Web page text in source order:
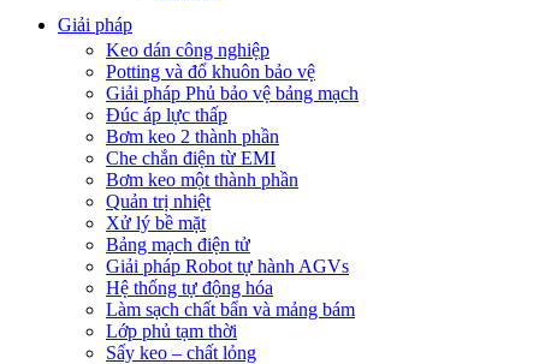
Giải pháp
Keo dán công nghiệp
Potting và đổ khuôn bảo vệ
Giải pháp Phủ bảo vệ bảng mạch
Đúc áp lực thấp
Bơm keo 2 thành phần
Che chắn điện từ EMI
Bơm keo một thành phần
Quản trị nhiệt
Xử lý bề mặt
Bảng mạch điện tử
Giải pháp Robot tự hành AGVs
Hệ thống tự động hóa
Làm sạch chất bẩn và mảng bám
Lớp phủ tạm thời
Sấy keo – chất lỏng